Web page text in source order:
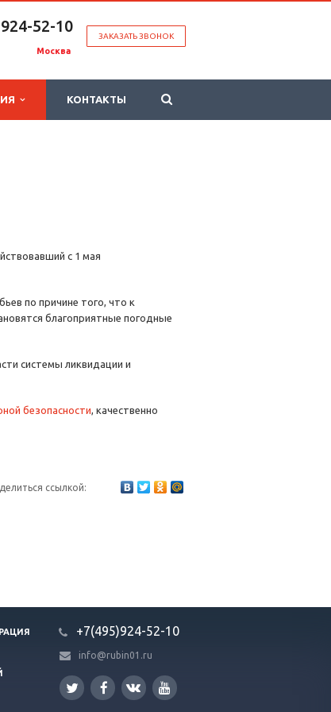
ЗАКАЗАТЬ ЗВОНОК
52-10
Москва
КОНТАКТЫ
с 1 мая
по причине того, что к
благоприятные погодные
системы ликвидации и
безопасности, качественно
ссылкой:
+7(495)924-52-10
info@rubin01.ru